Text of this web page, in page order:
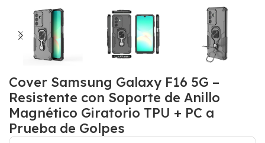
Cover Samsung Galaxy F16 5G –
Resistente con Soporte de Anillo
Magnético Giratorio TPU + PC a
Prueba de Golpes